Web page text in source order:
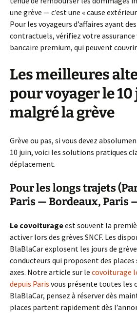
une grève — c’est une « cause
Pour les voyageurs d’affaires ayant
contractuels, vérifiez votre assurance
bancaire premium, qui peuvent
Les meilleures
pour voyager le
malgré la grève
Grève ou pas, si vous devez
10 juin, voici les solutions pratiques
déplacement.
Pour les longs trajets
Paris — Bordeaux, Paris
Le covoiturageest souvent la
activer lors des grèves SNCF. Les
BlaBlaCar explosent les jours de
conducteurs qui proposent des places
axes. Notre article sur le covoiturage
depuis Paris vous présente toutes les
BlaBlaCar, pensez à réserver dès
places partent rapidement dès